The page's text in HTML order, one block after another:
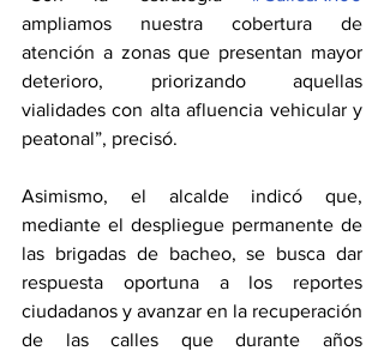
ampliamos nuestra cobertura de
atención a zonas que presentan mayor
deterioro, priorizando aquellas
vialidades con alta afluencia vehicular y
peatonal”, precisó.
Asimismo, el alcalde indicó que,
mediante el despliegue permanente de
las brigadas de bacheo, se busca dar
respuesta oportuna a los reportes
ciudadanos y avanzar en la recuperación
de las calles que durante años